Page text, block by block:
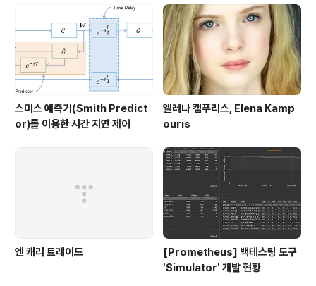
를 5월 8일 유증가 35,000을 고려한다면 5,535억 가치
를 해당 기관으로부터 인정받고 있었다는 것인데, 6월 5일
유증가를 적용한다면 기업가치를 790억원으로 인정하는
꼴이 되는 것이..
스미스 예측기(Smith Predict
or)를 이용한 시간 지연 제어
엘레나 캠푸리스, Elena Kamp
ouris
엔 캐리 트레이드
[Prometheus] 백테스팅 도구
'Simulator' 개발 현황